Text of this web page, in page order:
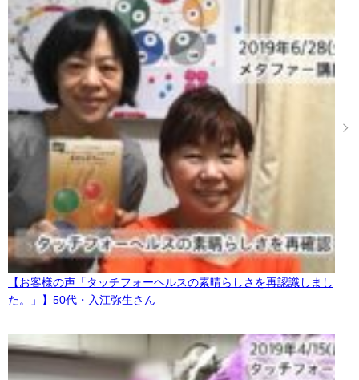
【お客様の声「タッチフォーヘルスの素晴らしさを再認識しまし
た。」】50代・入江弥生さん